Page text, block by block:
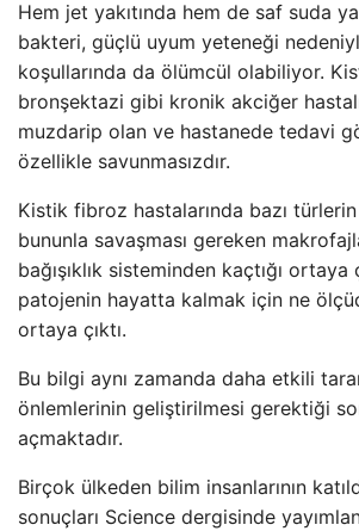
Hem jet yakıtında hem de saf suda
bakteri, güçlü uyum yeteneği
koşullarında da ölümcül olabiliyor.
bronşektazi gibi kronik akciğer
muzdarip olan ve hastanede tedavi
özellikle savunmasızdır.
Kistik fibroz hastalarında bazı
bununla savaşması gereken
bağışıklık sisteminden kaçtığı ortaya
patojenin hayatta kalmak için ne
ortaya çıktı.
Bu bilgi aynı zamanda daha etkili
önlemlerinin geliştirilmesi gerektiği
açmaktadır.
Birçok ülkeden bilim insanlarının
sonuçları Science dergisinde